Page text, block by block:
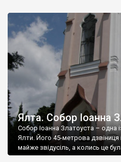
Ялта. Собор Іоанна
Собор Іоанна Златоуста – одна
Ялти. Його 45-метрова дзвіниця
майже звідусіль, а колись це